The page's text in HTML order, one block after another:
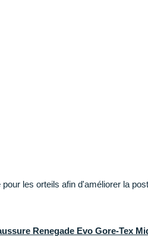
les orteils afin d'améliorer la
Renegade Evo Gore-Tex